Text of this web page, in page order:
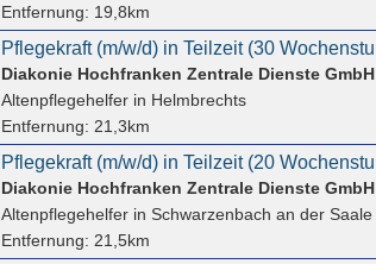
Entfernung: 19,8km
Diakonie Hochfranken Zentrale Dienste GmbH
Altenpflegehelferin Helmbrechts
Entfernung: 21,3km
Diakonie Hochfranken Zentrale Dienste GmbH
Altenpflegehelferin Schwarzenbach an der Saale
Entfernung: 21,5km